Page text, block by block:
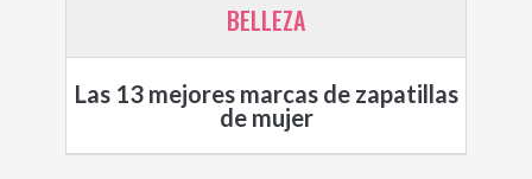
BELLEZA
Las 13 mejores marcas de zapatillas
de mujer